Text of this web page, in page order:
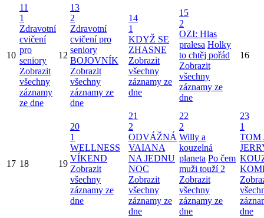
10
11
1
Zdravotní
cvičení
pro
seniory
Zobrazit
všechny
záznamy
ze dne
12
13
2
Zdravotní
cvičení pro
seniory
BOJOVNÍK
Zobrazit
všechny
záznamy ze
dne
14
1
KDYŽ SE
ZHASNE
Zobrazit
všechny
záznamy ze
dne
15
2
OZI: Hlas
pralesa Holky
to chtěj pořád
Zobrazit
všechny
záznamy ze
dne
16
17 18 19
20
1
WELLNESS
VÍKEND
Zobrazit
všechny
záznamy ze
dne
21
2
ODVÁŽNÁ
VAIANA
NA JEDNU
NOC
Zobrazit
všechny
záznamy ze
dne
22
2
Willy a
kouzelná
planeta Po čem
muži touží 2
Zobrazit
všechny
záznamy ze
dne
23
1
TOM
dne